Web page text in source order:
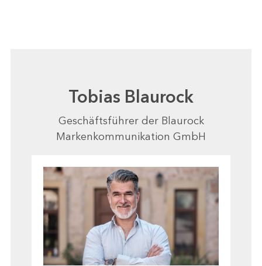
Tobias Blaurock
Geschäftsführer der Blaurock
Markenkommunikation GmbH